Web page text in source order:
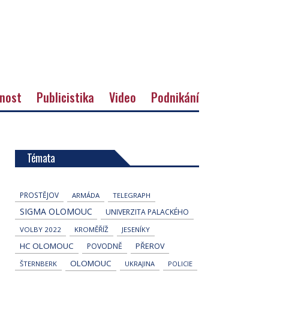
Publicistika Video Podnikání
Témata
PROSTĚJOV ARMÁDA TELEGRAPH
SIGMA OLOMOUC UNIVERZITA PALACKÉHO
VOLBY 2022 KROMĚŘÍŽ JESENÍKY
HC OLOMOUC POVODNĚ PŘEROV
ŠTERNBERK OLOMOUC UKRAJINA POLICIE